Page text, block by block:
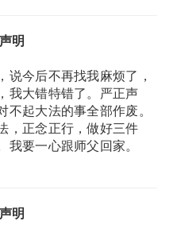
明
说今后不再找我麻烦了，
我大错特错了。严正声
起大法的事全部作废。
，正念正行，做好三件
要一心跟师父回家。
明